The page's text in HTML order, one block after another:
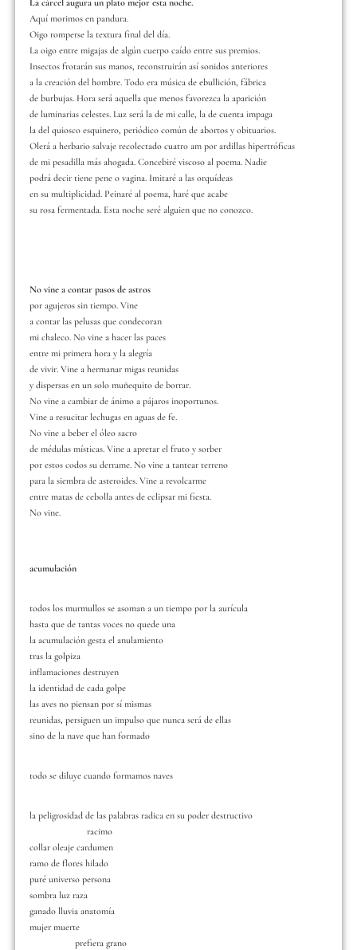
La cárcel augura un plato mejor esta noche.
Aquí morimos en pandura.
Oigo romperse la textura final del día.
La oigo entre migajas de algún cuerpo caído entre sus premios.
Insectos frotarán sus manos, reconstruirán así sonidos anteriores
a la creación del hombre. Todo era música de ebullición, fábrica
de burbujas. Hora será aquella que menos favorezca la aparición
de luminarias celestes. Luz será la de mi calle, la de cuenta impaga
la del quiosco esquinero, periódico común de abortos y obituarios.
Olerá a herbario salvaje recolectado cuatro am por ardillas hipertróficas
de mi pesadilla más ahogada. Concebiré viscoso al poema. Nadie
podrá decir tiene pene o vagina. Imitaré a las orquídeas
en su multiplicidad. Peinaré al poema, haré que acabe
su rosa fermentada. Esta noche seré alguien que no conozco.
No vine a contar pasos de astros
por agujeros sin tiempo. Vine
a contar las pelusas que condecoran
mi chaleco. No vine a hacer las paces
entre mi primera hora y la alegría
de vivir. Vine a hermanar migas reunidas
y dispersas en un solo muñequito de borrar.
No vine a cambiar de ánimo a pájaros inoportunos.
Vine a resucitar lechugas en aguas de fe.
No vine a beber el óleo sacro
de médulas místicas. Vine a apretar el fruto y sorber
por estos codos su derrame. No vine a tantear terreno
para la siembra de asteroides. Vine a revolcarme
entre matas de cebolla antes de eclipsar mi fiesta.
No vine.
acumulación
todos los murmullos se asoman a un tiempo por la aurícula
hasta que de tantas voces no quede una
la acumulación gesta el anulamiento
tras la golpiza
inflamaciones destruyen
la identidad de cada golpe
las aves no piensan por sí mismas
reunidas, persiguen un impulso que nunca será de ellas
sino de la nave que han formado
todo se diluye cuando formamos naves
la peligrosidad de las palabras radica en su poder destructivo
racimo
collar oleaje cardumen
ramo de flores hilado
puré universo persona
sombra luz raza
ganado lluvia anatomía
mujer muerte
prefiera grano